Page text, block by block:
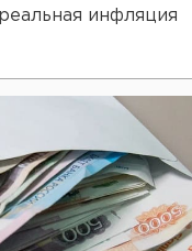
инфляция